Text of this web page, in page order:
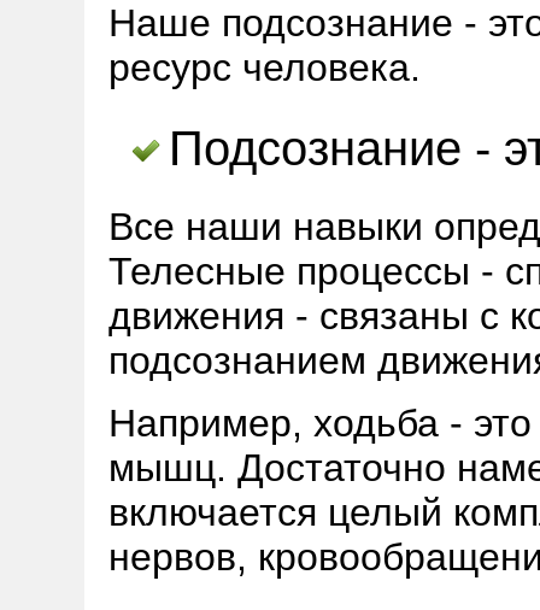
Наше подсознание -
ресурс человека.
Подсознание -
Все наши навыки
Телесные процессы -
движения - связаны с
подсознанием
Например, ходьба -
мышц. Достаточно
включается целый
нервов,